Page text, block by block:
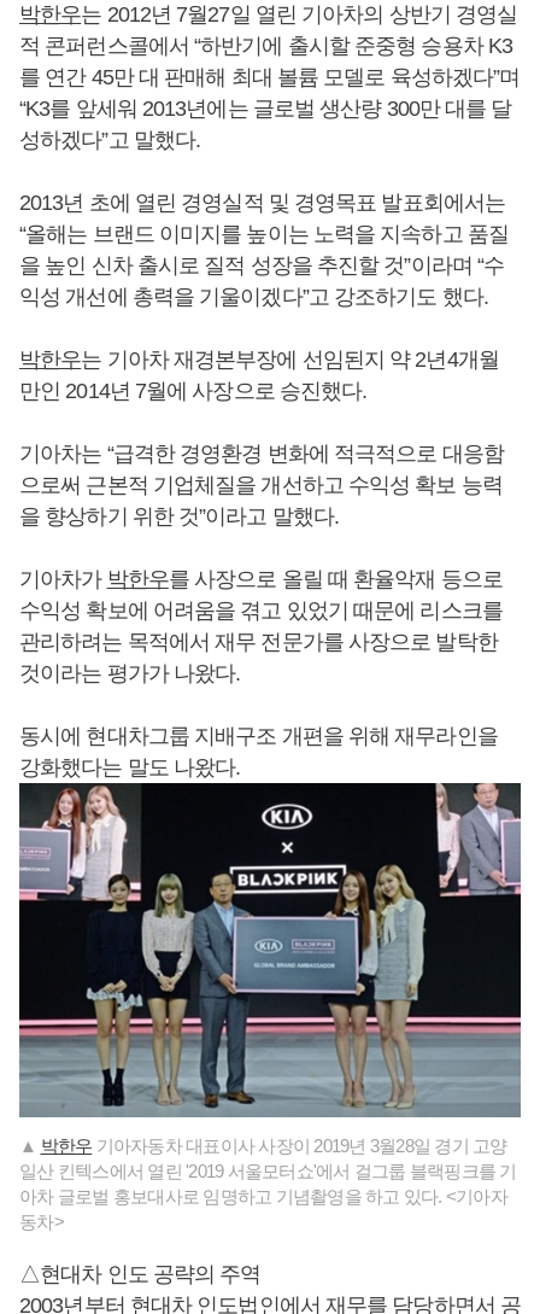
박한우는 2012년 7월27일 열린 기아차의 상반기 경영실
적 콘퍼런스콜에서 “하반기에 출시할 준중형 승용차 K3
를 연간 45만 대 판매해 최대 볼륨 모델로 육성하겠다”며
“K3를 앞세워 2013년에는 글로벌 생산량 300만 대를 달
성하겠다”고 말했다.
2013년 초에 열린 경영실적 및 경영목표 발표회에서는
“올해는 브랜드 이미지를 높이는 노력을 지속하고 품질
을 높인 신차 출시로 질적 성장을 추진할 것”이라며 “수
익성 개선에 총력을 기울이겠다”고 강조하기도 했다.
박한우는 기아차 재경본부장에 선임된지 약 2년4개월
만인 2014년 7월에 사장으로 승진했다.
기아차는 “급격한 경영환경 변화에 적극적으로 대응함
으로써 근본적 기업체질을 개선하고 수익성 확보 능력
을 향상하기 위한 것”이라고 말했다.
기아차가 박한우를 사장으로 올릴 때 환율악재 등으로
수익성 확보에 어려움을 겪고 있었기 때문에 리스크를
관리하려는 목적에서 재무 전문가를 사장으로 발탁한
것이라는 평가가 나왔다.
동시에 현대차그룹 지배구조 개편을 위해 재무라인을
강화했다는 말도 나왔다.
▲ 박한우 기아자동차 대표이사 사장이 2019년 3월28일 경기 고양
일산 킨텍스에서 열린 '2019 서울모터쇼'에서 걸그룹 블랙핑크를 기
아차 글로벌 홍보대사로 임명하고 기념촬영을 하고 있다. <기아자
동차>
△현대차 인도 공략의 주역
2003년부터 현대차 인도법인에서 재무를 담당하면서 공